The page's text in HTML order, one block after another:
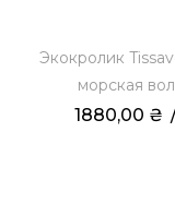
Экокролик
морская
1880,00 ₴